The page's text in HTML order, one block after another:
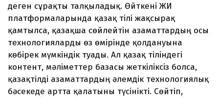
деген сұрақты талқыладық. Өйткені ЖИ
платформаларында қазақ тілі жақсырақ
қамтылса, қазақша сөйлейтін азаматтардың осы
технологияларды өз өмірінде қолдануына
көбірек мүмкіндік туады. Ал қазақ тіліндегі
контент, мәліметтер базасы жеткіліксіз болса,
қазақтілді азаматтардың әлемдік технологиялық
бәсекеде артта қалатыны түсінікті. Сөйтіп,